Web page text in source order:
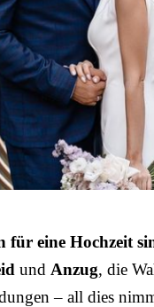
für eine Hochzeit
und Anzug, die
– all dies